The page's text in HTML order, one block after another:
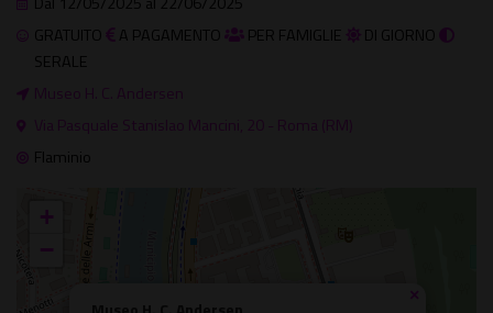
GRATUITO
A PAGAMENTO PER FAMIGLIE
DI GIORNO
SERALE
Museo H. C. Andersen
Via Pasquale Stanislao Mancini, 20 - Roma (RM)
Flaminio
×
+
−